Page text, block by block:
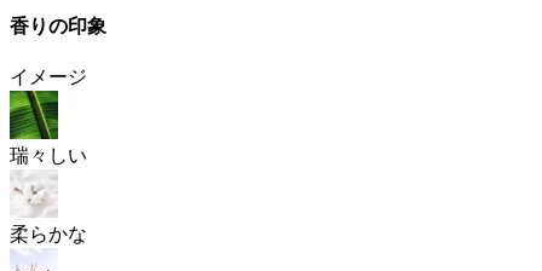
香りの印象
イメージ
瑞々しい
柔らかな